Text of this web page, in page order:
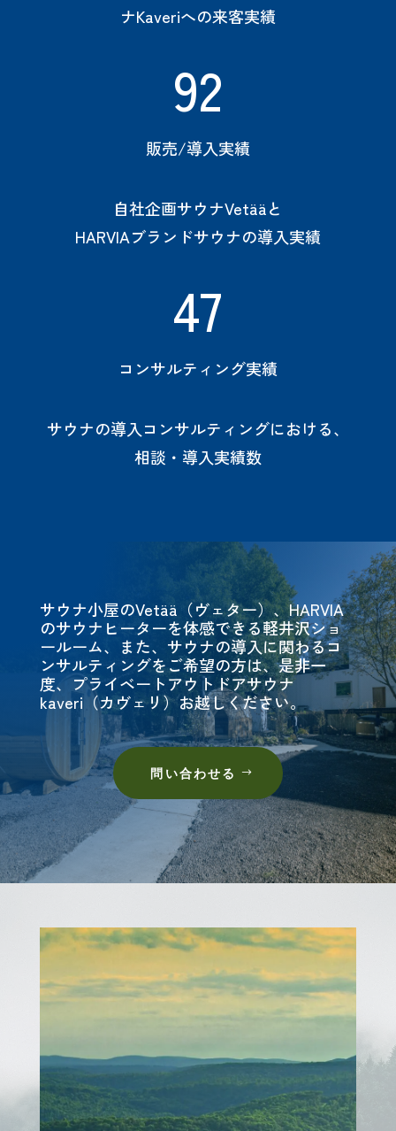
ナKaveriへの来客実績
92
販売/導入実績
自社企画サウナVetääと
HARVIAブランドサウナの導入実績
47
コンサルティング実績
サウナの導入コンサルティングにおける、
相談・導入実績数
サウナ小屋のVetää（ヴェター）、HARVIA
のサウナヒーターを体感できる軽井沢ショ
ールーム、また、サウナの導入に関わるコ
ンサルティングをご希望の方は、是非一
度、プライベートアウトドアサウナ
kaveri（カヴェリ）お越しください。
問い合わせる